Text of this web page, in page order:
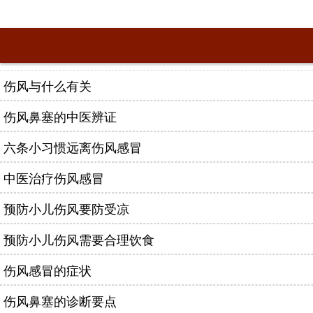
伤风与什么有关
伤风鼻塞的中医辨证
六条小习惯远离伤风感冒
中医治疗伤风感冒
预防小儿伤风要防受凉
预防小儿伤风需要合理饮食
伤风感冒的症状
伤风鼻塞的诊断要点